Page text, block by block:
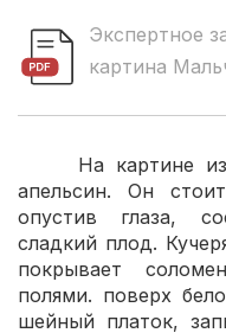
Экспертное
картина
На картине
апельсин. Он
опустив глаза,
сладкий плод.
покрывает
полями. поверх
шейный платок,